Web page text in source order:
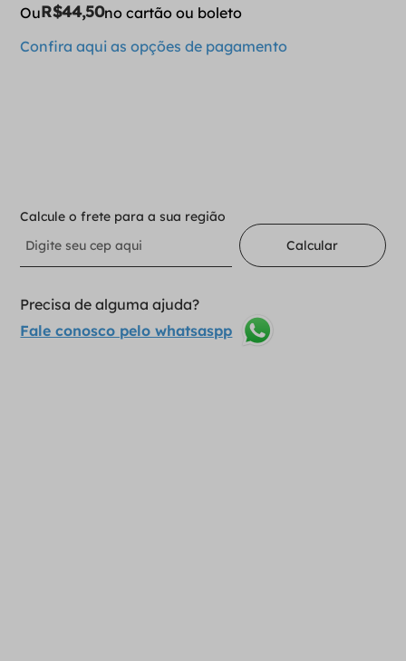
OuR$44,50no cartão ou boleto
Confira aqui as opções de pagamento
Calcule o frete para a sua região
Calcular
Precisa de alguma ajuda?
Fale conosco pelo whatsaspp